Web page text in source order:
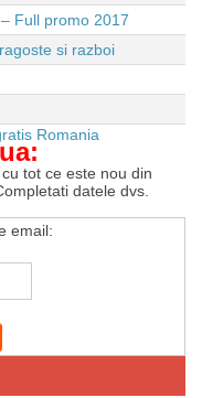
Full promo 2017
si razboi
tot ce este nou din
datele dvs.
email: